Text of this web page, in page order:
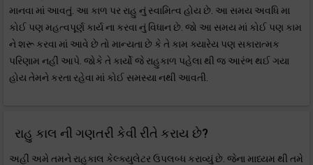
માનવા માં આવતું. આ કાળ પર રાહુ નું સ્વામિત્વ હોય છે. આ સમય અવધિ મા
કોઈ પણ મહત્વપૂર્ણ કાર્ય ના કરવા નું વિધાન છે. જો આ સમય માં કોઈ પણ કામ
ને શરૂ કરવા માં આવે છે તો માન્યતા છે કે તે કામ ક્યારેય પણ સકારાત્મક
પરિણામ નહીં આપે. જોકે તે કાર્યો જે રાહુકાળ પહેલા થી જ આરંભ થઈ ગયા
હોય તેમને કરતા રહેવા માં કોઈ સમસ્યા નથી આવતી.
રાહુ કાલ ની ગણતરી કેવી રીતે કરાય છે?
અહીં અમે તમને રાહુકાલ કેલ્ક્યુલેટર ઉપલબ્ધ કરાવ્યું છે. જેના માધ્યમ થી તમે